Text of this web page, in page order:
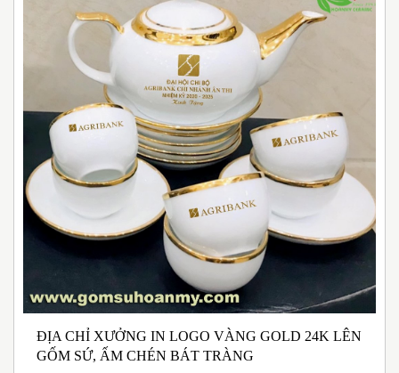
ĐỊA CHỈ XƯỞNG IN LOGO VÀNG GOLD 24K LÊN
GỐM SỨ, ẤM CHÉN BÁT TRÀNG